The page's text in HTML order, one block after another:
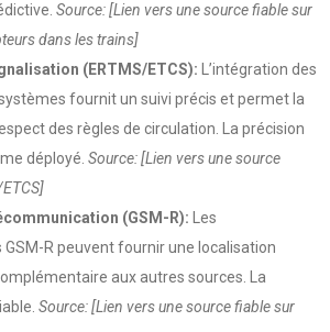
Source: [Lien vers une source fiable sur
dans les trains]
(ERTMS/ETCS):
L’intégration des
fournit un suivi précis et permet la
des règles de circulation. La précision
déployé. Source: [Lien vers une source
(GSM-R):
Les
R peuvent fournir une localisation
aux autres sources. La
Source: [Lien vers une source fiable sur